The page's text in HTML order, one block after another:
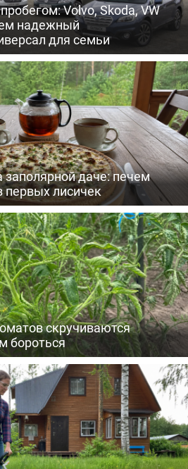
Volvo, Skoda, VW
надежный
для семьи
даче: печем
первых лисичек
скручиваются
бороться